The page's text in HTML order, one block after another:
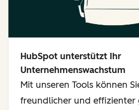
HubSpot unterstützt Ihr
Unternehmenswachstum
Mit unseren Tools können
freundlicher und effizienter